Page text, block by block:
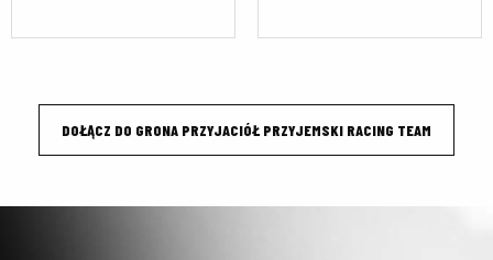
DOŁĄCZ DO GRONA PRZYJACIÓŁ PRZYJEMSKI RACING TEAM